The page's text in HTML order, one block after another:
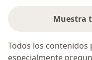
Muestra
Todos los contenidos
especialmente